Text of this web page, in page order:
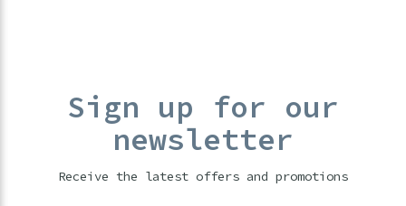
Sign up for our
newsletter
Receive the latest offers and promotions